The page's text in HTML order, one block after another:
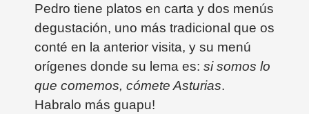
Pedro tiene platos en carta y dos menús
degustación, uno más tradicional que os
conté en la anterior visita, y su menú
orígenes donde su lema es: si somos lo
que comemos, cómete Asturias.
Habralo más guapu!